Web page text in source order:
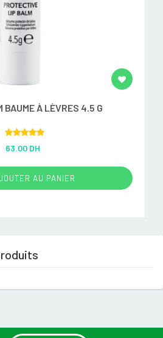
BAUME À LÈVRES 4.5 G
out of 5
63.00 DH
AU PANIER